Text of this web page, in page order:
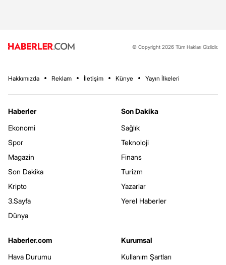
© Copyright 2026 Tüm Hakları Gizlidir.
Hakkımızda Reklam İletişim Künye Yayın İlkeleri
Haberler
Ekonomi
Spor
Magazin
Son Dakika
Kripto
3.Sayfa
Dünya
Son Dakika
Sağlık
Teknoloji
Finans
Turizm
Yazarlar
Yerel Haberler
Haberler.com
Hava Durumu
Kurumsal
Kullanım Şartları